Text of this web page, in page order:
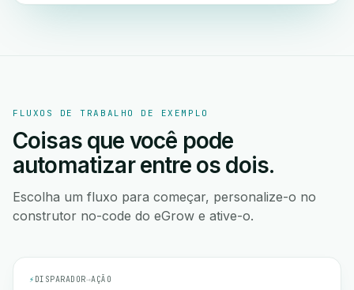
FLUXOS DE TRABALHO DE EXEMPLO
Coisas que você pode
automatizar entre os dois.
Escolha um fluxo para começar, personalize-o no
construtor no-code do eGrow e ative-o.
⚡ DISPARADOR→AÇÃO